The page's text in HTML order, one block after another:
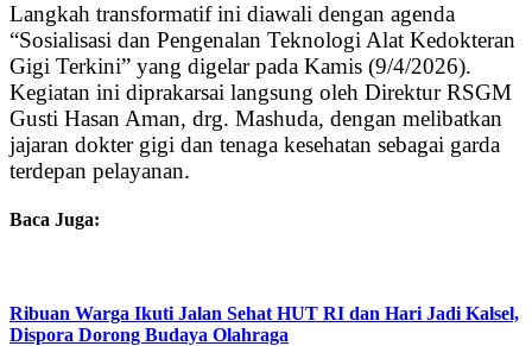
Langkah transformatif ini diawali dengan agenda
“Sosialisasi dan Pengenalan Teknologi Alat Kedokteran
Gigi Terkini” yang digelar pada Kamis (9/4/2026).
Kegiatan ini diprakarsai langsung oleh Direktur RSGM
Gusti Hasan Aman, drg. Mashuda, dengan melibatkan
jajaran dokter gigi dan tenaga kesehatan sebagai garda
terdepan pelayanan.
Baca Juga:
Ribuan Warga Ikuti Jalan Sehat HUT RI dan Hari Jadi Kalsel,
Dispora Dorong Budaya Olahraga